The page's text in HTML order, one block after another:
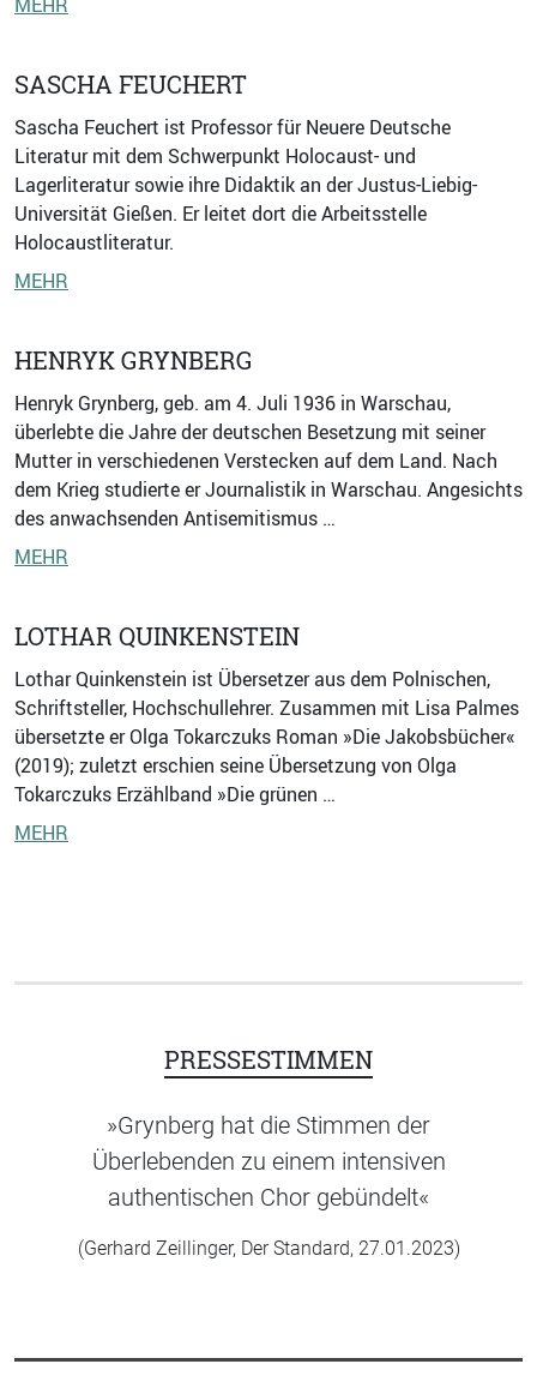
SASCHA FEUCHERT
Sascha Feuchert ist Professor für Neuere Deutsche
Literatur mit dem Schwerpunkt Holocaust- und
Lagerliteratur sowie ihre Didaktik an der Justus-Liebig-
Universität Gießen. Er leitet dort die Arbeitsstelle
Holocaustliteratur.
MEHR
HENRYK GRYNBERG
Henryk Grynberg, geb. am 4. Juli 1936 in Warschau,
überlebte die Jahre der deutschen Besetzung mit seiner
Mutter in verschiedenen Verstecken auf dem Land. Nach
dem Krieg studierte er Journalistik in Warschau. Angesichts
des anwachsenden Antisemitismus …
MEHR
LOTHAR QUINKENSTEIN
Lothar Quinkenstein ist Übersetzer aus dem Polnischen,
Schriftsteller, Hochschullehrer. Zusammen mit Lisa Palmes
übersetzte er Olga Tokarczuks Roman »Die Jakobsbücher«
(2019); zuletzt erschien seine Übersetzung von Olga
Tokarczuks Erzählband »Die grünen …
MEHR
PRESSESTIMMEN
»Grynberg hat die Stimmen der
Überlebenden zu einem intensiven
authentischen Chor gebündelt«
(Gerhard Zeillinger, Der Standard, 27.01.2023)